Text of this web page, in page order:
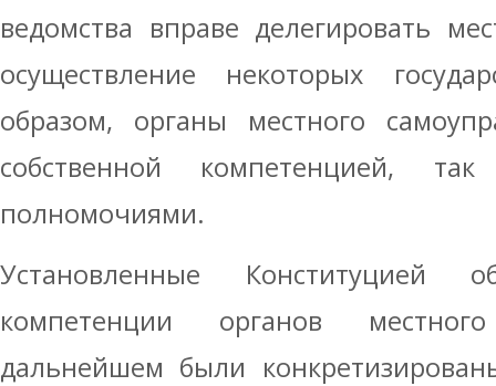
ведомства вправе делегировать
осуществление некоторых
образом, органы местного
собственной компетенцией,
полномочиями.
Установленные
компетенции органов
дальнейшем были